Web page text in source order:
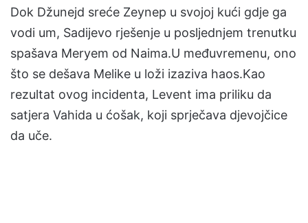
Dok Džunejd sreće Zeynep u svojoj kući gdje ga
vodi um, Sadijevo rješenje u posljednjem trenutku
spašava Meryem od Naima.U međuvremenu, ono
što se dešava Melike u loži izaziva haos.Kao
rezultat ovog incidenta, Levent ima priliku da
satjera Vahida u ćošak, koji sprječava djevojčice
da uče.